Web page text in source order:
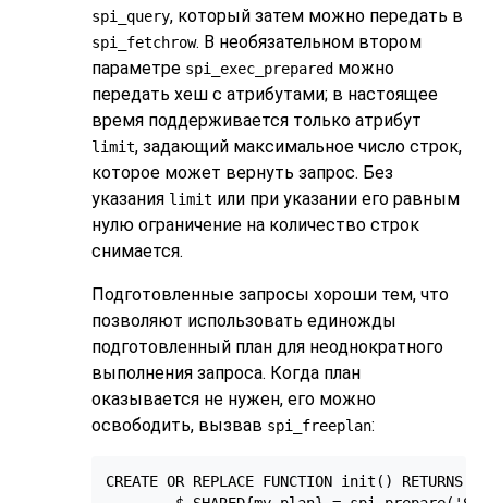
spi_query, который затем можно передать в
spi_fetchrow. В необязательном втором
параметре spi_exec_prepared можно
передать хеш с атрибутами; в настоящее
время поддерживается только атрибут
limit, задающий максимальное число строк,
которое может вернуть запрос. Без
указания limit или при указании его равным
нулю ограничение на количество строк
снимается.
Подготовленные запросы хороши тем, что
позволяют использовать единожды
подготовленный план для неоднократного
выполнения запроса. Когда план
оказывается не нужен, его можно
освободить, вызвав spi_freeplan:
CREATE OR REPLACE FUNCTION init() RETURNS